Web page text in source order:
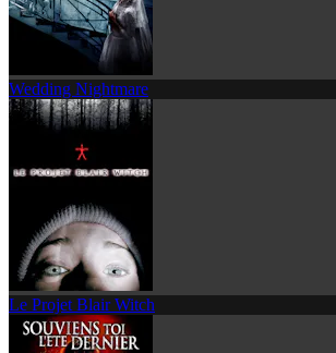
Wedding Nightmare
Le Projet Blair Witch